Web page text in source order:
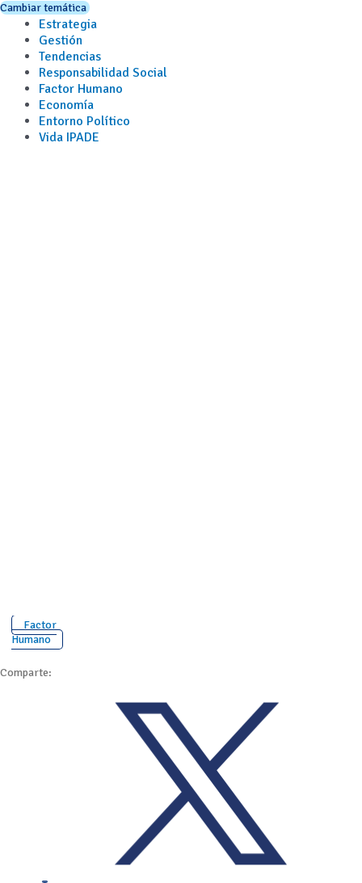
Cambiar temática
Estrategia
Gestión
Tendencias
Responsabilidad Social
Factor Humano
Economía
Entorno Político
Vida IPADE
Factor
Humano
Comparte: